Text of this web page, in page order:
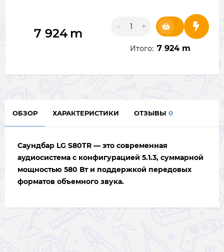
7 924 m - +
Итого: 7 924 m
ОБЗОР ХАРАКТЕРИСТИКИ ОТЗЫВЫ 0
Саундбар LG S80TR — это современная
аудиосистема с конфигурацией 5.1.3, суммарной
мощностью 580 Вт и поддержкой передовых
форматов объемного звука.